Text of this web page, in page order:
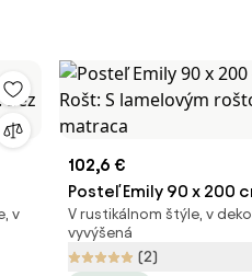
v
102,6 €
Posteľ Emily 90 x 200
Rošt: S lamelovým
matraca
V rustikálnom štýle, v
vyvýšená
(2)